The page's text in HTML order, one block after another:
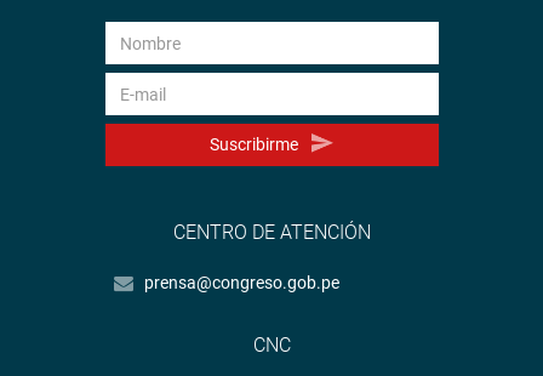
Suscribirme
CENTRO DE ATENCIÓN
prensa@congreso.gob.pe
CNC